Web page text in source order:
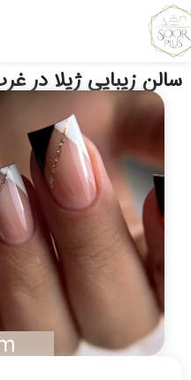
سالن زیبایی ژیلا در